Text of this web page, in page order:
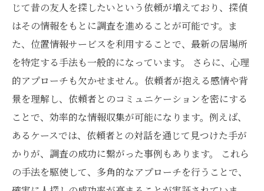
じて昔の友人を探したいという依頼が増えており、探偵
はその情報をもとに調査を進めることが可能です。ま
た、位置情報サービスを利用することで、最新の居場所
を特定する手法も一般的になっています。 さらに、心理
的アプローチも欠かせません。依頼者が抱える感情や背
景を理解し、依頼者とのコミュニケーションを密にする
ことで、効率的な情報収集が可能になります。例えば、
あるケースでは、依頼者との対話を通じて見つけた手が
かりが、調査の成功に繋がった事例もあります。 これら
の手法を駆使して、多角的なアプローチを行うことで、